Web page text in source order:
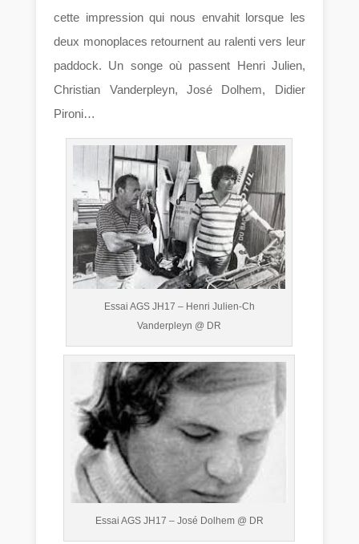
cette impression qui nous envahit lorsque les
deux monoplaces retournent au ralenti vers leur
paddock. Un songe où passent Henri Julien,
Christian Vanderpleyn, José Dolhem, Didier
Pironi…
Essai AGS JH17 – Henri Julien-Ch
Vanderpleyn @ DR
Essai AGS JH17 – José Dolhem @ DR